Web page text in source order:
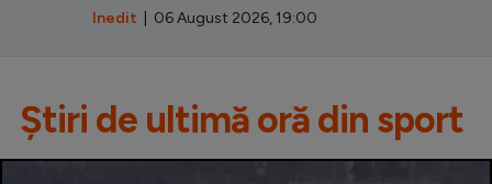
Inedit | 06 August 2026, 19:00
Știri de ultimă oră din sport